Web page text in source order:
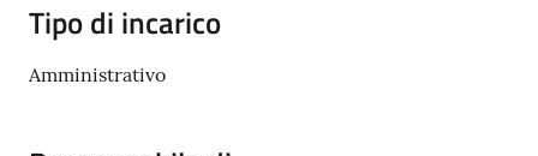
Tipo di incarico
Amministrativo